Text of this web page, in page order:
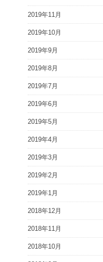
2019年11月
2019年10月
2019年9月
2019年8月
2019年7月
2019年6月
2019年5月
2019年4月
2019年3月
2019年2月
2019年1月
2018年12月
2018年11月
2018年10月